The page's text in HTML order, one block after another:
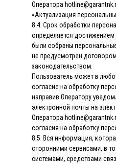
Оператора
«Актуализация
8.4. Срок обработки
определяется
были собраны
не предусмотрен
законодательством.
Пользователь может в
согласие на обработку
направив Оператору
электронной почты на
Оператора
согласия на обработку
8.5. Вся информация,
сторонними сервисами, в
системами, средствами